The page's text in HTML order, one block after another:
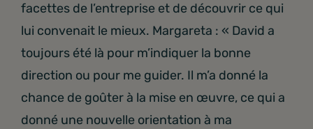
facettes de l’entreprise et de découvrir ce qui
lui convenait le mieux. Margareta : « David a
toujours été là pour m’indiquer la bonne
direction ou pour me guider. Il m’a donné la
chance de goûter à la mise en œuvre, ce qui a
donné une nouvelle orientation à ma